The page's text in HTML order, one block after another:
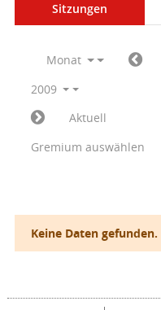
Sitzungen
Monat
2009
Aktuell
Gremium auswählen
Keine Daten gefunden.